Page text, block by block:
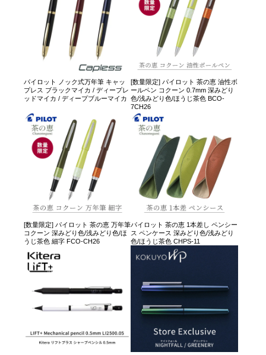
パイロット ノック式万年筆 キャッ
プレス ブラックマイカ / ディープレ
ッドマイカ / ディープブルーマイカ
[数量限定] パイロット 茶の恵 油性ボ
ールペン コクーン 0.7mm 深みどり
色/浅みどり色/ほうじ茶色 BCO-
7CH26
[数量限定] パイロット 茶の恵 万年筆
コクーン 深みどり色/浅みどり色/ほ
うじ茶色 細字 FCO-CH26
パイロット 茶の恵 1本差し ペンシー
ス ペンケース 深みどり色/浅みどり
色/ほうじ茶色 CHPS-11